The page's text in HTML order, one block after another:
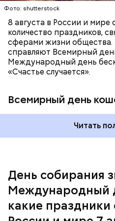
Фото: shutterstock
8 августа в России и
количество праздников,
сферами жизни общества.
справляют Всемирный
Международный день
«Счастье случается».
Всемирный день
Читать
День собирания
Международный
какие
Спагетти из